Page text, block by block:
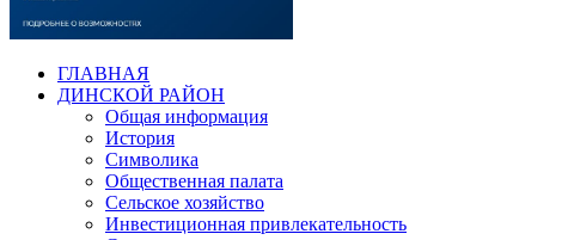
ГЛАВНАЯ
ДИНСКОЙ РАЙОН
Общая информация
История
Символика
Общественная палата
Сельское хозяйство
Инвестиционная привлекательность